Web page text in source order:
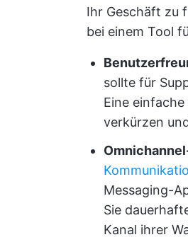
Ihr Geschäft zu
bei einem Tool
sollte für
Eine
verkürzen
Messaging-
Sie
Kanal ihrer